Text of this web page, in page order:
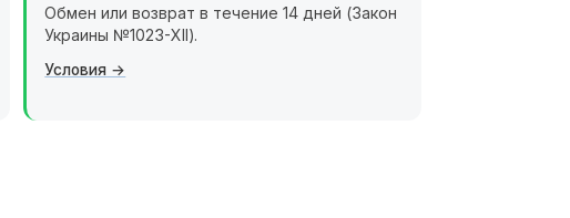
Обмен или возврат в течение 14 дней (Закон
Украины №1023-XII).
Условия